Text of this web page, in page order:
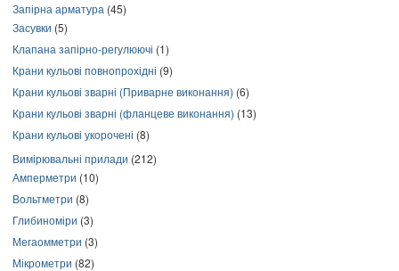
Запірна арматура (45)
Засувки (5)
Клапана запірно-регулюючі (1)
Крани кульові повнопрохідні (9)
Крани кульові зварні (Приварне виконання) (6)
Крани кульові зварні (фланцеве виконання) (13)
Крани кульові укорочені (8)
Вимірювальні прилади (212)
Амперметри (10)
Вольтметри (8)
Глибиноміри (3)
Мегаомметри (3)
Мікрометри (82)